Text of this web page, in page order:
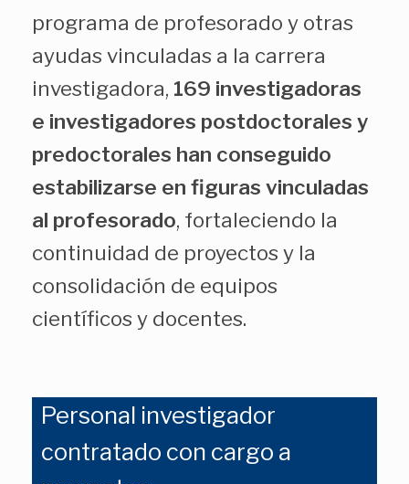
programa de profesorado y otras
ayudas vinculadas a la carrera
investigadora, 169 investigadoras
e investigadores postdoctorales y
predoctorales han conseguido
estabilizarse en figuras vinculadas
al profesorado, fortaleciendo la
continuidad de proyectos y la
consolidación de equipos
científicos y docentes.
Personal investigador
contratado con cargo a